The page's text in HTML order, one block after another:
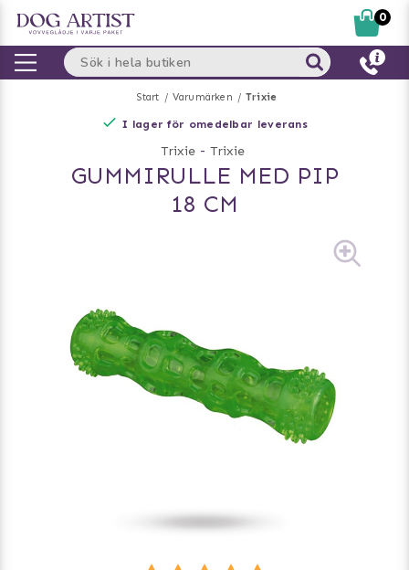
Start Varumärken Trixie
I lager för omedelbar leverans
Trixie - Trixie
GUMMIRULLE MED PIP
18 CM
0